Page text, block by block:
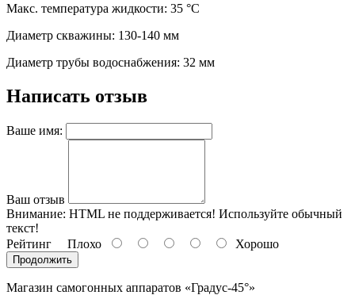
Макс. температура жидкости: 35 °С
Диаметр скважины: 130-140 мм
Диаметр трубы водоснабжения: 32 мм
Написать отзыв
Ваше имя:
Ваш отзыв
Внимание: HTML не поддерживается! Используйте обычный
текст!
Рейтинг Плохо Хорошо
Продолжить
Магазин самогонных аппаратов «Градус-45°»